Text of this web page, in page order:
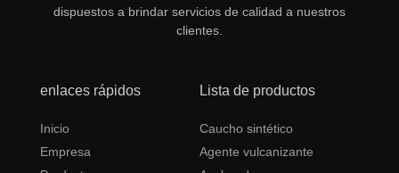
dispuestos a brindar servicios de calidad a nuestros
clientes.
enlaces rápidos
Inicio
Empresa
Lista de productos
Caucho sintético
Agente vulcanizante